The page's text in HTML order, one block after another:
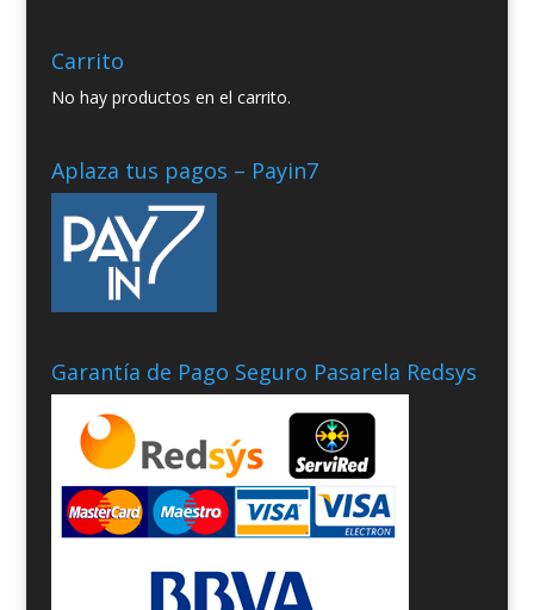
Carrito
No hay productos en el carrito.
Aplaza tus pagos – Payin7
Garantía de Pago Seguro Pasarela Redsys